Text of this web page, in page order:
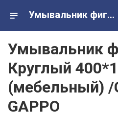
Умывальник фигурный Круглый 400*165 (мебельный) /GT103/ GAPPO в розничных магазинах Сантехторг
Умывальник
Круглый
(мебельный) /
GAPPO